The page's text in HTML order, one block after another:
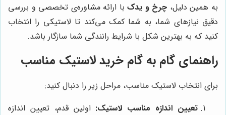
به همین دلیل، چرخ و یدکبا ارائه مشاوره‌ی تخصصی و بررسی
دقیق نیازهای شما، به شما کمک می‌کند تا لاستیکی را انتخاب
کنید که به بهترین شکل با شرایط رانندگی شما سازگار باشد.
راهنمای گام به گام خرید لاستیک مناسب
برای انتخاب لاستیک مناسب، مراحل زیر را دنبال کنید:
تعیین اندازه مناسب لاستیک: اولین قدم، تعیین اندازه